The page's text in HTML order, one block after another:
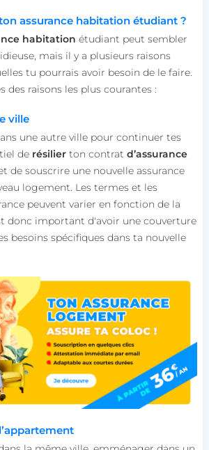
assurance habitation étudiant ?
habitation étudiant peut sembler
mais il y a plusieurs raisons
tu pourrais avoir besoin de le faire.
des raisons les plus courantes :
ville
une autre ville pour continuer tes
de résilierton contrat d’assurance
de souscrire une nouvelle assurance
logement. Les termes et les
peuvent varier en fonction de la
donc important d'avoir une couverture
besoins spécifiques dans ta nouvelle